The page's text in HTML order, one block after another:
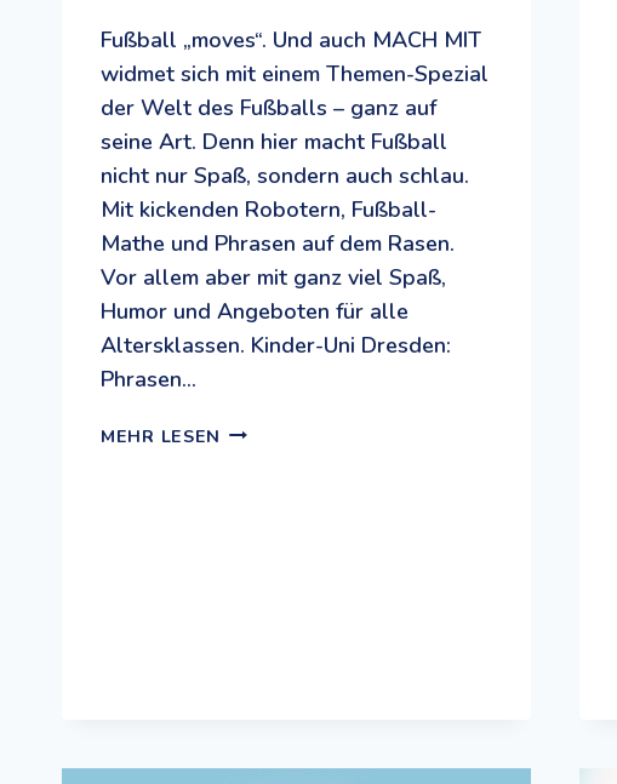
Fußball „moves“. Und auch MACH MIT
widmet sich mit einem Themen-Spezial
der Welt des Fußballs – ganz auf
seine Art. Denn hier macht Fußball
nicht nur Spaß, sondern auch schlau.
Mit kickenden Robotern, Fußball-
Mathe und Phrasen auf dem Rasen.
Vor allem aber mit ganz viel Spaß,
Humor und Angeboten für alle
Altersklassen. Kinder-Uni Dresden:
Phrasen…
MEHR LESEN FUSSBALL: E